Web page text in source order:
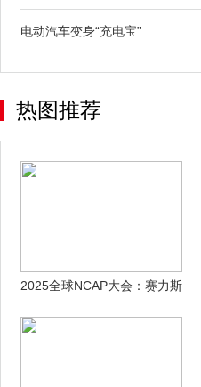
电动汽车变身“充电宝”
热图推荐
2025全球NCAP大会：赛力斯